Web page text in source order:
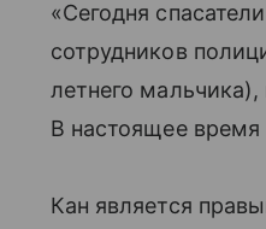
«Сегодня
сотрудников
летнего
В настоящее
Кан является